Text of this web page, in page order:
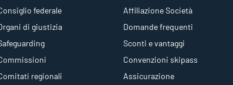
federale
di giustizia
regionali
Affiliazione Società
Domande frequenti
Sconti e vantaggi
Convenzioni skipass
Assicurazione